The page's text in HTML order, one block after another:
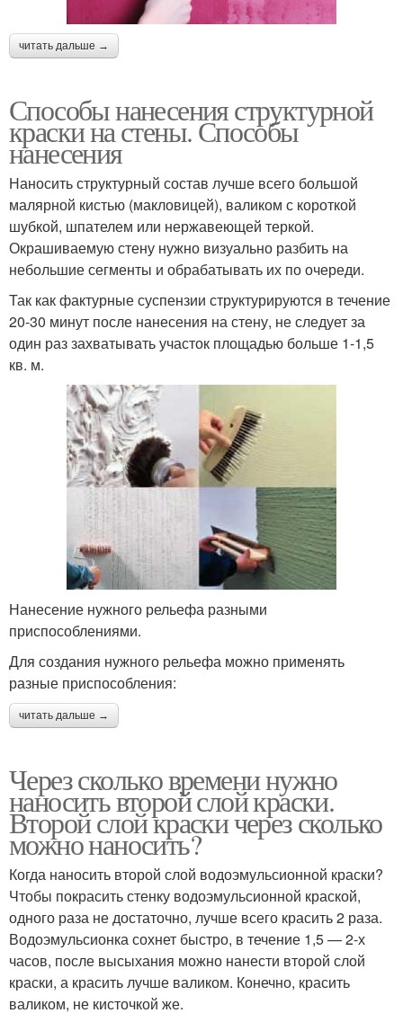
читать дальше →
Способы нанесения структурной
краски на стены. Способы
нанесения
Наносить структурный состав лучше всего большой
малярной кистью (макловицей), валиком с короткой
шубкой, шпателем или нержавеющей теркой.
Окрашиваемую стену нужно визуально разбить на
небольшие сегменты и обрабатывать их по очереди.
Так как фактурные суспензии структурируются в течение
20-30 минут после нанесения на стену, не следует за
один раз захватывать участок площадью больше 1-1,5
кв. м.
Нанесение нужного рельефа разными
приспособлениями.
Для создания нужного рельефа можно применять
разные приспособления:
читать дальше →
Через сколько времени нужно
наносить второй слой краски.
Второй слой краски через сколько
можно наносить?
Когда наносить второй слой водоэмульсионной краски?
Чтобы покрасить стенку водоэмульсионной краской,
одного раза не достаточно, лучше всего красить 2 раза.
Водоэмульсионка сохнет быстро, в течение 1,5 — 2-х
часов, после высыхания можно нанести второй слой
краски, а красить лучше валиком. Конечно, красить
валиком, не кисточкой же.